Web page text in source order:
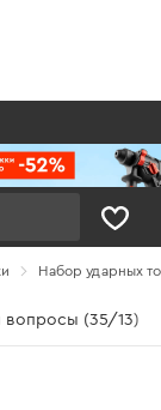
Набор ударных
вопросы (35/13)